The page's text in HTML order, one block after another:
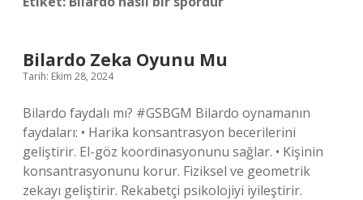
Bilardo Zeka Oyunu Mu
Tarih: Ekim 28, 2024
Bilardo faydalı mı? #GSBGM Bilardo oynamanın
faydaları: • Harika konsantrasyon becerilerini
geliştirir. El-göz koordinasyonunu sağlar. • Kişinin
konsantrasyonunu korur. Fiziksel ve geometrik
zekayı geliştirir. Rekabetçi psikolojiyi iyileştirir.